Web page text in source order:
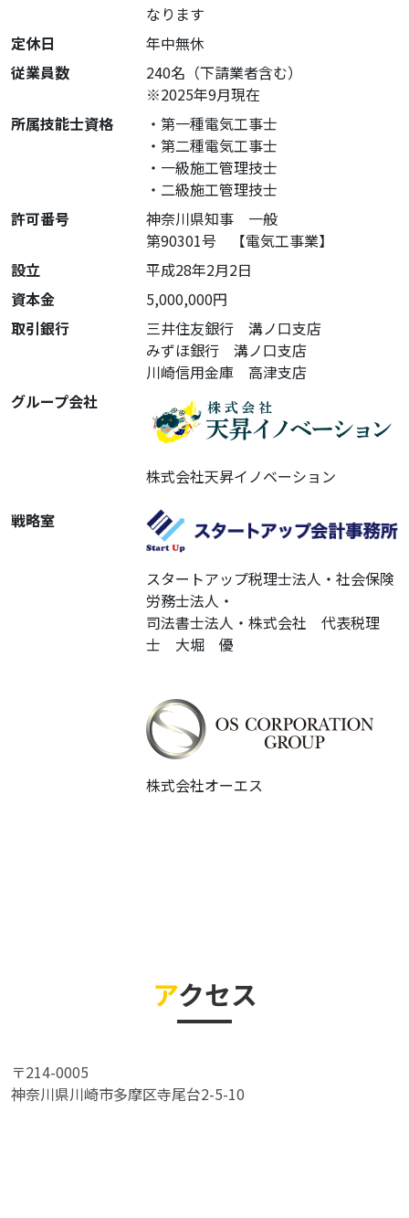
なります
定休日
年中無休
従業員数
240名（下請業者含む）
※2025年9月現在
所属技能士資格
・第一種電気工事士
・第二種電気工事士
・一級施工管理技士
・二級施工管理技士
許可番号
神奈川県知事 一般
第90301号 【電気工事業】
設立
平成28年2月2日
資本金
5,000,000円
取引銀行
三井住友銀行 溝ノ口支店
みずほ銀行 溝ノ口支店
川崎信用金庫 高津支店
グループ会社
株式会社天昇イノベーション
戦略室
スタートアップ税理士法人・社会保険
労務士法人・
司法書士法人・株式会社 代表税理
士 大堀 優
株式会社オーエス
アクセス
〒214-0005
神奈川県川崎市多摩区寺尾台2-5-10